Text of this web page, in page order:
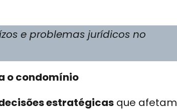
e problemas jurídicos no
o condomínio
estratégicas que afetam